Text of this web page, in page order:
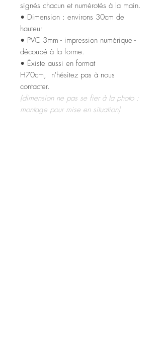
signés chacun et numérotés à la main.
• Dimension : environs 30cm de
hauteur
• PVC 3mm - impression numérique -
découpé à la forme.
• Éxiste aussi en format
H70cm, n'hésitez pas à nous
contacter.
(dimension ne pas se fier à la photo :
montage pour mise en situation)